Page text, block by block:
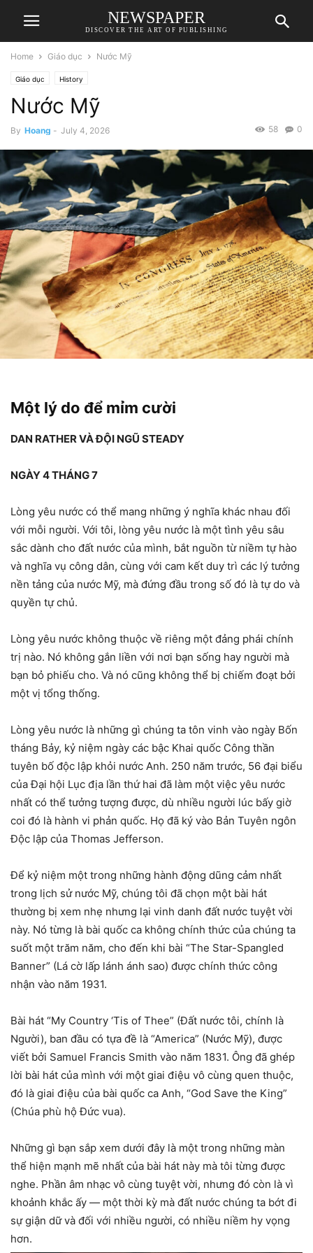
NEWSPAPER
DISCOVER THE ART OF PUBLISHING
Home Giáo dục Nước Mỹ
Giáo dục History
Nước Mỹ
By Hoang - July 4, 2026 0
58
Một lý do để mỉm cười
DAN RATHER VÀ ĐỘI NGŨ STEADY
NGÀY 4 THÁNG 7
Lòng yêu nước có thể mang những ý nghĩa khác nhau đối
với mỗi người. Với tôi, lòng yêu nước là một tình yêu sâu
sắc dành cho đất nước của mình, bắt nguồn từ niềm tự hào
và nghĩa vụ công dân, cùng với cam kết duy trì các lý tưởng
nền tảng của nước Mỹ, mà đứng đầu trong số đó là tự do và
quyền tự chủ.
Lòng yêu nước không thuộc về riêng một đảng phái chính
trị nào. Nó không gắn liền với nơi bạn sống hay người mà
bạn bỏ phiếu cho. Và nó cũng không thể bị chiếm đoạt bởi
một vị tổng thống.
Lòng yêu nước là những gì chúng ta tôn vinh vào ngày Bốn
tháng Bảy, kỷ niệm ngày các bậc Khai quốc Công thần
tuyên bố độc lập khỏi nước Anh. 250 năm trước, 56 đại biểu
của Đại hội Lục địa lần thứ hai đã làm một việc yêu nước
nhất có thể tưởng tượng được, dù nhiều người lúc bấy giờ
coi đó là hành vi phản quốc. Họ đã ký vào Bản Tuyên ngôn
Độc lập của Thomas Jefferson.
Để kỷ niệm một trong những hành động dũng cảm nhất
trong lịch sử nước Mỹ, chúng tôi đã chọn một bài hát
thường bị xem nhẹ nhưng lại vinh danh đất nước tuyệt vời
này. Nó từng là bài quốc ca không chính thức của chúng ta
suốt một trăm năm, cho đến khi bài “The Star-Spangled
Banner” (Lá cờ lấp lánh ánh sao) được chính thức công
nhận vào năm 1931.
Bài hát “My Country ‘Tis of Thee” (Đất nước tôi, chính là
Người), ban đầu có tựa đề là “America” (Nước Mỹ), được
viết bởi Samuel Francis Smith vào năm 1831. Ông đã ghép
lời bài hát của mình với một giai điệu vô cùng quen thuộc,
đó là giai điệu của bài quốc ca Anh, “God Save the King”
(Chúa phù hộ Đức vua).
Những gì bạn sắp xem dưới đây là một trong những màn
thể hiện mạnh mẽ nhất của bài hát này mà tôi từng được
nghe. Phần âm nhạc vô cùng tuyệt vời, nhưng đó còn là vì
khoảnh khắc ấy — một thời kỳ mà đất nước chúng ta bớt đi
sự giận dữ và đối với nhiều người, có nhiều niềm hy vọng
hơn.